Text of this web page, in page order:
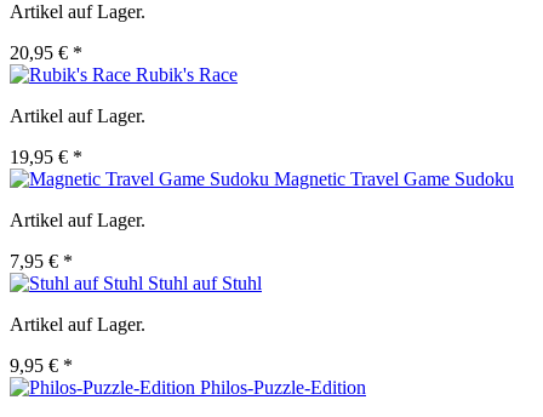
Artikel auf Lager.
20,95 € *
Rubik's Race
Artikel auf Lager.
19,95 € *
Magnetic Travel Game Sudoku
Artikel auf Lager.
7,95 € *
Stuhl auf Stuhl
Artikel auf Lager.
9,95 € *
Philos-Puzzle-Edition